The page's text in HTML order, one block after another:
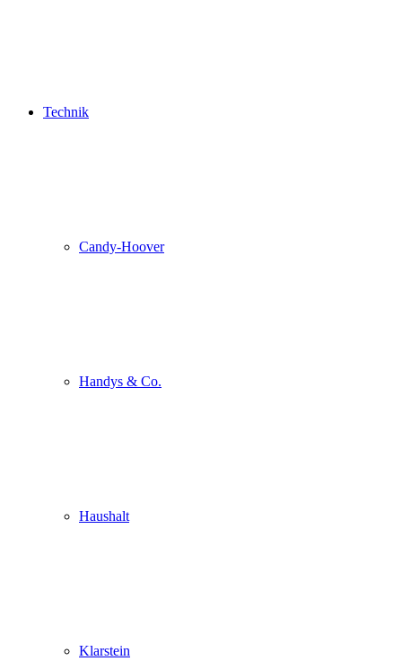
Technik
Candy-Hoover
Handys & Co.
Haushalt
Klarstein